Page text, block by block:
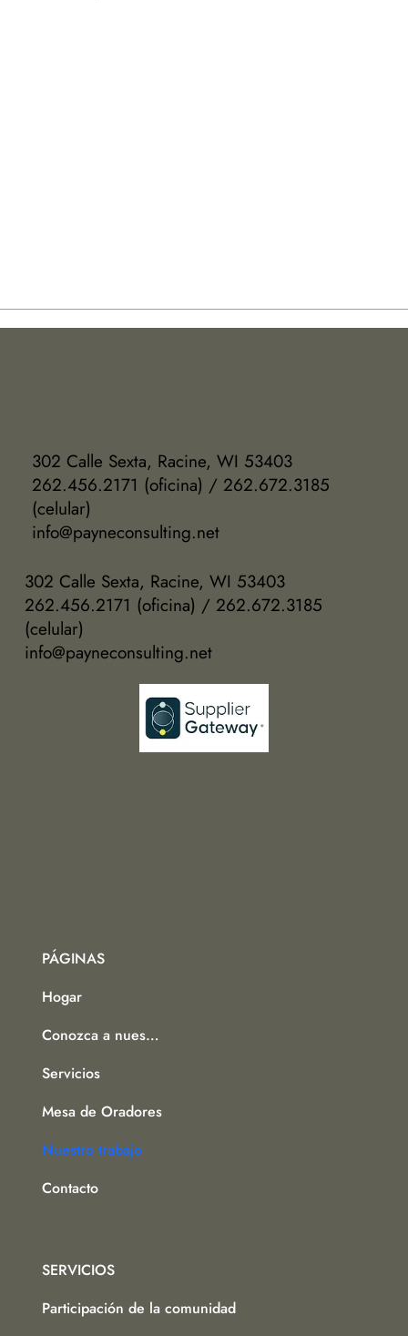
302 Calle Sexta, Racine, WI 53403
262.456.2171 (oficina) / 262.672.3185
(celular)
info@payneconsulting.net
302 Calle Sexta, Racine, WI 53403
262.456.2171 (oficina) / 262.672.3185
(celular)
info@payneconsulting.net
PÁGINAS
Hogar
Conozca a nuestro equipo
Servicios
Mesa de Oradores
Nuestro trabajo
Contacto
SERVICIOS
Participación de la comunidad